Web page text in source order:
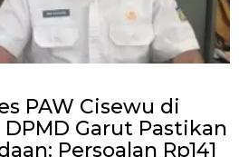
PAW Cisewu di
Garut Pastikan
Persoalan Rp141